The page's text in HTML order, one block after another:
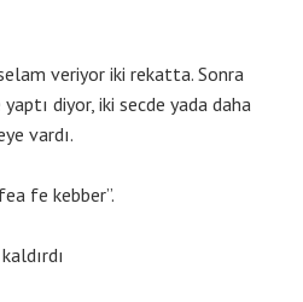
veriyor iki rekatta. Sonra
diyor, iki secde yada daha
vardı.
fe kebber”.